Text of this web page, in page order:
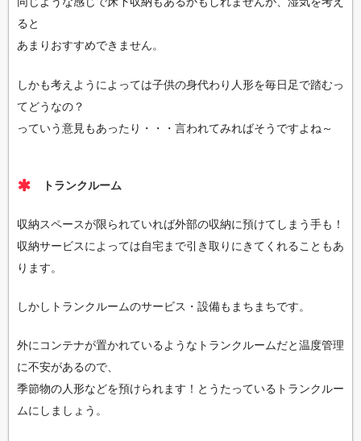
ると
あまりおすすめできません。
しかも考えようによっては子供の身代わり人形を毎日足で踏むっ
てどうなの？
っていう意見もあったり・・・言われてみればそうですよね～
トランクルーム
収納スペースが限られていれば外部の収納に預けてしまう手も！
収納サービスによっては自宅まで引き取りにきてくれることもあ
ります。
しかしトランクルームのサービス・設備もまちまちです。
外にコンテナが置かれているようなトランクルームだと温度管理
に不安があるので、
季節物の人形などを預けられます！とうたっているトランクルー
ムにしましょう。